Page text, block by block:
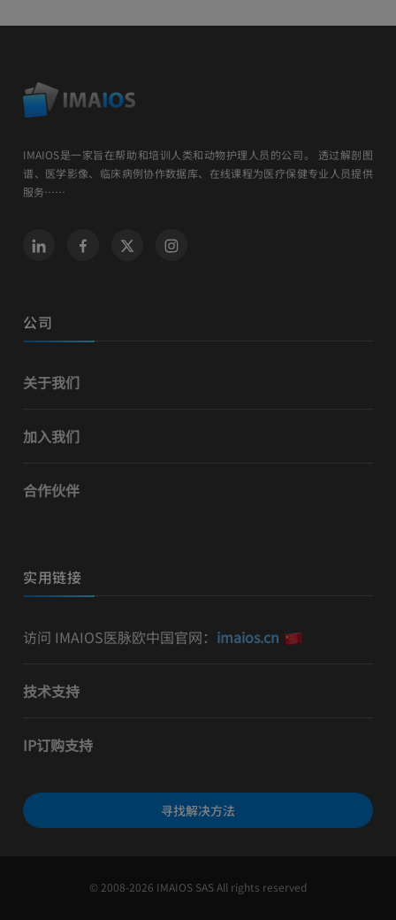
IMAIOS是一家旨在帮助和培训人类和动物护理人员的公司。 透过解剖图
谱、医学影像、临床病例协作数据库、在线课程为医疗保健专业人员提供
服务……
公司
关于我们
加入我们
合作伙伴
实用链接
访问 IMAIOS医脉欧中国官网： imaios.cn
技术支持
IP订购支持
寻找解决方法
© 2008-2026 IMAIOS SAS All rights reserved